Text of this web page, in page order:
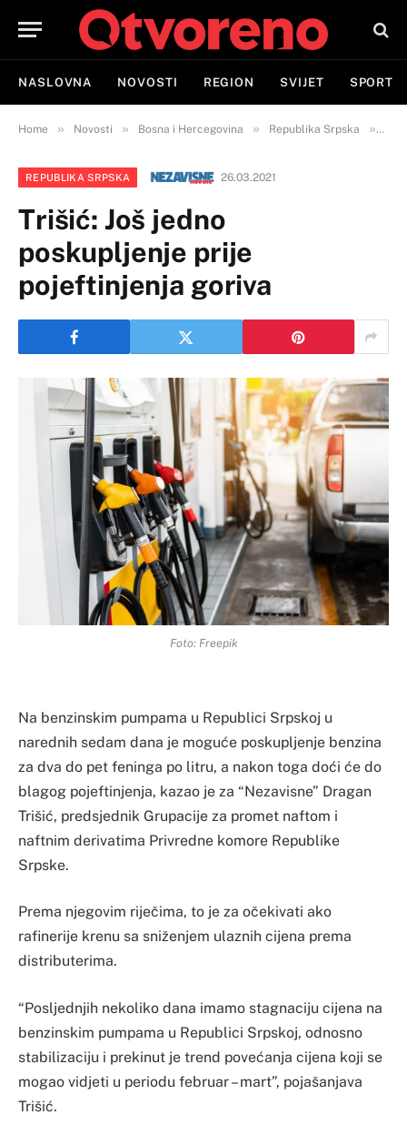
NASLOVNA NOVOSTI REGION SVIJET SPORT
Home » Novosti » Bosna i Hercegovina » Republika Srpska »
REPUBLIKA SRPSKA 26.03.2021
Trišić: Još jedno
poskupljenje prije
pojeftinjenja goriva
Foto: Freepik
Na benzinskim pumpama u Republici Srpskoj u
narednih sedam dana je moguće poskupljenje benzina
za dva do pet feninga po litru, a nakon toga doći će do
blagog pojeftinjenja, kazao je za “Nezavisne” Dragan
Trišić, predsjednik Grupacije za promet naftom i
naftnim derivatima Privredne komore Republike
Srpske.
Prema njegovim riječima, to je za očekivati ako
rafinerije krenu sa sniženjem ulaznih cijena prema
distributerima.
“Posljednjih nekoliko dana imamo stagnaciju cijena na
benzinskim pumpama u Republici Srpskoj, odnosno
stabilizaciju i prekinut je trend povećanja cijena koji se
mogao vidjeti u periodu februar – mart”, pojašanjava
Trišić.